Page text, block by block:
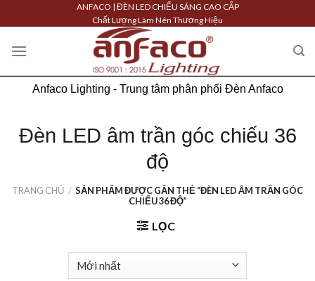
to
content
ANFACO | ĐÈN LED CHIẾU SÁNG CAO CẤP
Chất Lượng Làm Nên Thương Hiệu
Anfaco Lighting - Trung tâm phân phối Đèn Anfaco
Đèn LED âm trần góc chiếu 36
độ
TRANG CHỦ / SẢN PHẨM ĐƯỢC GẮN THẺ “ĐÈN LED ÂM TRẦN GÓC
CHIẾU 36 ĐỘ”
LỌC